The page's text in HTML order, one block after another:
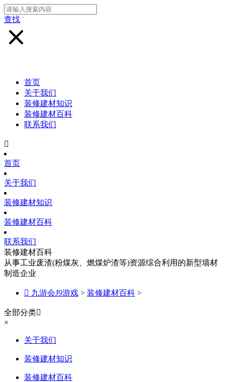
查找
首页
关于我们
装修建材知识
装修建材百科
联系我们

首页
关于我们
装修建材知识
装修建材百科
联系我们
装修建材百科
从事工业废渣(粉煤灰、燃煤炉渣等)资源综合利用的新型墙材
制造企业
 九游会J9游戏 > 装修建材百科 >
全部分类
×
关于我们
装修建材知识
装修建材百科